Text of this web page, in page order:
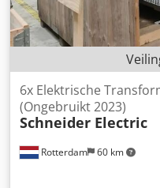
Rotterdam 60 km
6x Elektrische
(Ongebruikt 2023)
Schneider Electric